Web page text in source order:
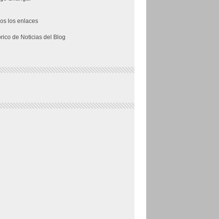
los enlaces
de Noticias del Blog